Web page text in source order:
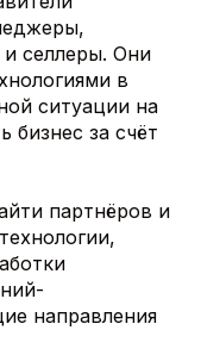
селлеры. Они
в
ситуации на
бизнес за счёт
партнёров и
направления